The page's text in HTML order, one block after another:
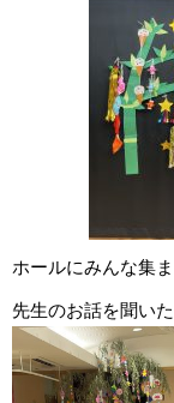
ホールにみんな集
先生のお話を聞い